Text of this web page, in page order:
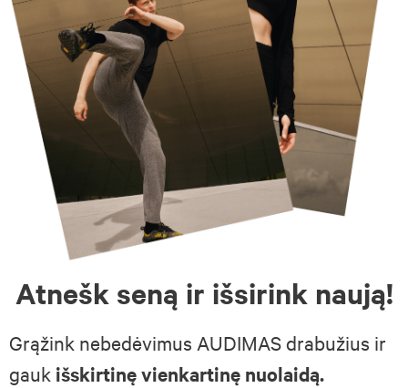
Atnešk seną ir išsirink naują!
Grąžink nebedėvimus AUDIMAS drabužius ir
gauk išskirtinę vienkartinę nuolaidą.